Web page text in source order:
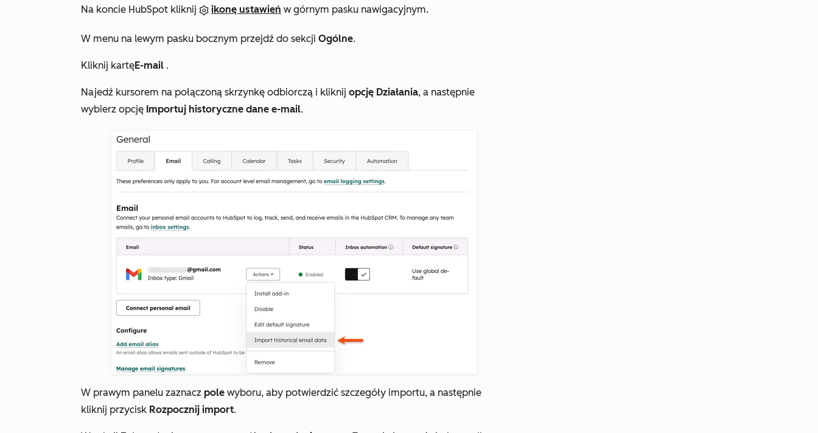
Na koncie HubSpot kliknij ikonę ustawień w górnym pasku nawigacyjnym.
W menu na lewym pasku bocznym przejdź do sekcji Ogólne.
Kliknij kartęE-mail .
Najedź kursorem na połączoną skrzynkę odbiorczą i kliknij opcję Działania, a następnie
wybierz opcję Importuj historyczne dane e-mail.
W prawym panelu zaznacz pole wyboru, aby potwierdzić szczegóły importu, a następnie
kliknij przycisk Rozpocznij import.